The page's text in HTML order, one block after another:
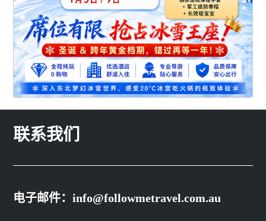
联系我们
电子邮件：info@followmetravel.com.au